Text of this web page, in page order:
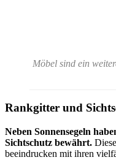
Möbel sind ein
Rankgitter und
Neben Sonnensegeln
Sichtschutz bewährt.
beeindrucken mit ihren